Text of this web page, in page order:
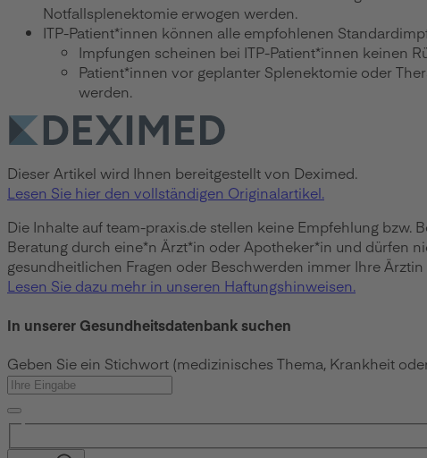
Notfallsplenektomie erwogen werden.
ITP-Patient*innen können alle empfohlenen
Impfungen scheinen bei ITP-Patient*innen keinen
Patient*innen vor geplanter Splenektomie oder
werden.
Dieser Artikel wird Ihnen bereitgestellt von Deximed.
Lesen Sie hier den vollständigen Originalartikel.
Die Inhalte auf team-praxis.de stellen keine Empfehlung
Beratung durch eine*n Ärzt*in oder Apotheker*in und dürfen
gesundheitlichen Fragen oder Beschwerden immer Ihre
Lesen Sie dazu mehr in unseren Haftungshinweisen.
In unserer Gesundheitsdatenbank suchen
Geben Sie ein Stichwort (medizinisches Thema, Krankheit